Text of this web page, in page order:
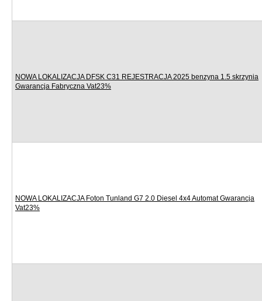
NOWA LOKALIZACJA DFSK C31 REJESTRACJA 2025 benzyna 1.5 skrzynia
Gwarancja Fabryczna Vat23%
NOWA LOKALIZACJA Foton Tunland G7 2.0 Diesel 4x4 Automat Gwarancja
Vat23%